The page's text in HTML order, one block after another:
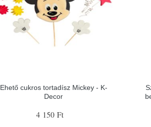
Ehető cukros tortadísz Mickey - K-
Decor
4 150 Ft